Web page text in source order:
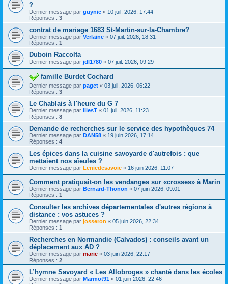
?
Dernier message par guynic « 10 juil. 2026, 17:44
Réponses : 3
contrat de mariage 1683 St-Martin-sur-la-Chambre?
Dernier message par Verlaine « 07 juil. 2026, 18:31
Réponses : 1
Duboin Raccolta
Dernier message par jdl1780 « 07 juil. 2026, 09:29
famille Burdet Cochard
Dernier message par paget « 03 juil. 2026, 06:22
Réponses : 3
Le Chablais à l'heure du G 7
Dernier message par IliesT « 01 juil. 2026, 11:23
Réponses : 8
Demande de recherches sur le service des hypothèques 74
Dernier message par DAN58 « 19 juin 2026, 17:14
Réponses : 4
Les épices dans la cuisine savoyarde d'autrefois : que
mettaient nos aïeules ?
Dernier message par Leniedesavoie « 16 juin 2026, 11:07
Comment pratiquait-on les vendanges sur «crosses» à Marin
Dernier message par Bernard-Thonon « 07 juin 2026, 09:01
Réponses : 1
Consulter les archives départementales d'autres régions à
distance : vos astuces ?
Dernier message par josseron « 05 juin 2026, 22:34
Réponses : 1
Recherches en Normandie (Calvados) : conseils avant un
déplacement aux AD ?
Dernier message par marie « 03 juin 2026, 22:17
Réponses : 2
L’hymne Savoyard « Les Allobroges » chanté dans les écoles
Dernier message par Marmot91 « 01 juin 2026, 22:46